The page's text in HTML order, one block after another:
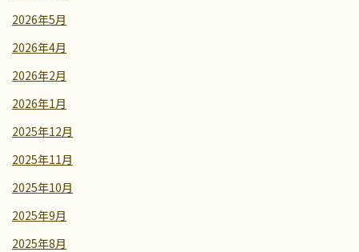
2026年5月
2026年4月
2026年2月
2026年1月
2025年12月
2025年11月
2025年10月
2025年9月
2025年8月